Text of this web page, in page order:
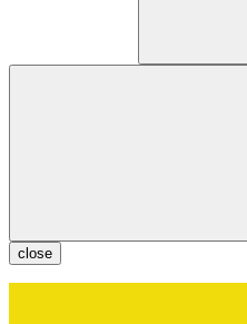
close